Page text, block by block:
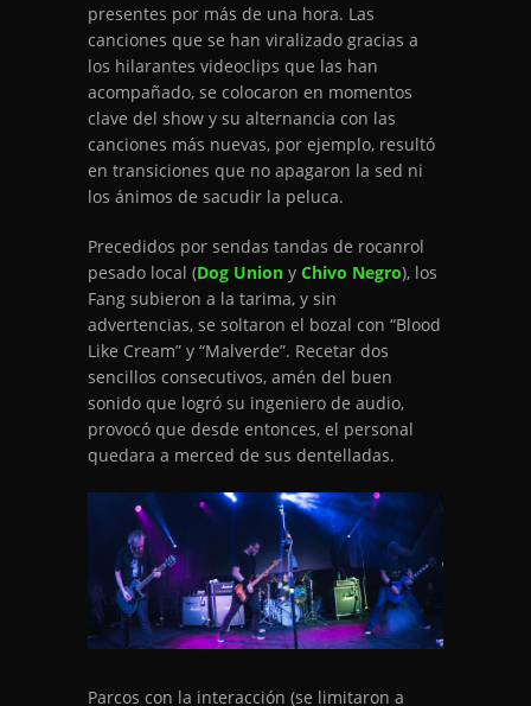
presentes por más de una hora. Las
canciones que se han viralizado gracias a
los hilarantes videoclips que las han
acompañado, se colocaron en momentos
clave del show y su alternancia con las
canciones más nuevas, por ejemplo, resultó
en transiciones que no apagaron la sed ni
los ánimos de sacudir la peluca.
Precedidos por sendas tandas de rocanrol
pesado local (Dog Union y Chivo Negro), los
Fang subieron a la tarima, y sin
advertencias, se soltaron el bozal con “Blood
Like Cream” y “Malverde”. Recetar dos
sencillos consecutivos, amén del buen
sonido que logró su ingeniero de audio,
provocó que desde entonces, el personal
quedara a merced de sus dentelladas.
Parcos con la interacción (se limitaron a